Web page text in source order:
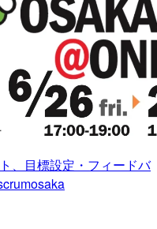
、目標設定・フィードバ